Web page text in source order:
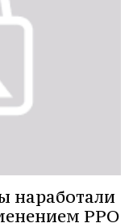
наработали
РРО